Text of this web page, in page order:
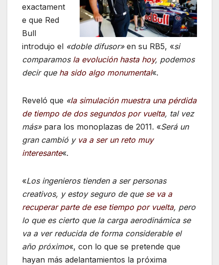
exactament
e que Red
Bull
introdujo el «doble difusor»en su RB5, «si
comparamosla evolución hasta hoy, podemos
decir que ha sido algo monumental«.
Reveló que «la simulación muestra una pérdida
de tiempo de dos segundos por vuelta, tal vez
más»para los monoplazas de 2011. «Será un
gran cambió y va a ser un reto muy
interesante«.
«Los ingenieros tienden a ser personas
creativos, y estoy seguro de que se va a
recuperar parte de ese tiempo por vuelta, pero
lo que es cierto que la carga aerodinámica se
va a ver reducida de forma considerable el
año próximo«, con lo que se pretende que
hayan más adelantamientos la próxima